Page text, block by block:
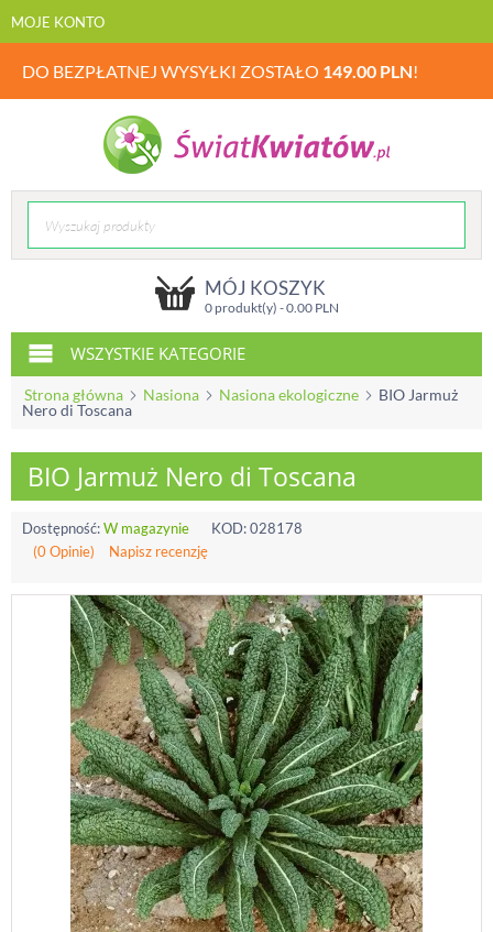
MOJE KONTO
DO BEZPŁATNEJ WYSYŁKI ZOSTAŁO 149.00 PLN!
MÓJ KOSZYK
0 produkt(y) -0.00PLN
WSZYSTKIE KATEGORIE
Strona główna Nasiona Nasiona ekologiczne
BIO Jarmuż
Nero di Toscana
BIO Jarmuż Nero di Toscana
Dostępność:W magazynie KOD:028178
(0 Opinie)
Napisz recenzję